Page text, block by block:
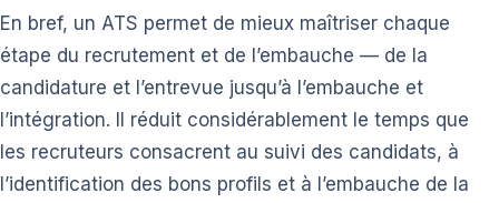
En bref, un ATS permet de mieux maîtriser chaque
étape du recrutement et de l’embauche — de la
candidature et l’entrevue jusqu’à l’embauche et
l’intégration. Il réduit considérablement le temps que
les recruteurs consacrent au suivi des candidats, à
l’identification des bons profils et à l’embauche de la